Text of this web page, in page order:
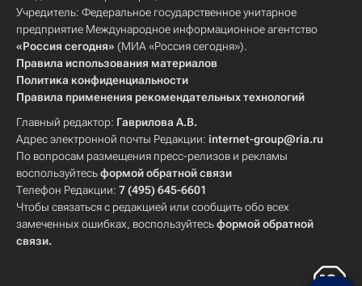
Учредитель: Федеральное государственное унитарное
предприятие Международное информационное агентство
«Россия сегодня» (МИА «Россия сегодня»).
Правила использования материалов
Политика конфиденциальности
Правила применения рекомендательных технологий
Главный редактор: Гаврилова А.В.
Адрес электронной почты Редакции: internet-group@ria.ru
По вопросам размещения пресс-релизов и рекламы
воспользуйтесьформой обратной связи
Телефон Редакции: 7 (495) 645-6601
Чтобы связаться с редакцией или сообщить обо всех
замеченных ошибках, воспользуйтесьформой обратной
связи.